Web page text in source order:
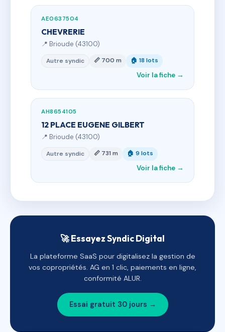
AE0637504
CHEVRERIE
📍 Brioude (43100)
Autre syndic 📏 700 m 🏠 18 lots
Voir la fiche →
AH8654105
12 PLACE EUGENE GILBERT
📍 Brioude (43100)
Autre syndic 📏 731 m 🏠 9 lots
Voir la fiche →
🚀 Essayez Syndic Digital
La plateforme SaaS pour digitalisez la gestion de
vos copropriétés. AG en 1 clic, paiements en ligne,
conformité ALUR.
Essai gratuit 30 jours →